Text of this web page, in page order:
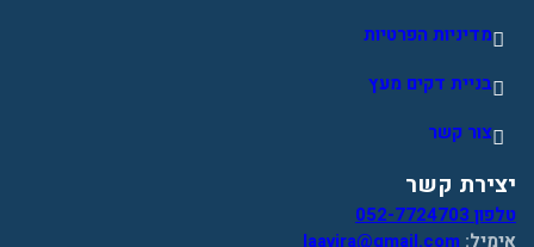
מדיניות הפרטיות
בניית דקים מעץ
צור קשר
יצירת קשר
טלפון 052-7724703
אימיל: laavira@gmail.com